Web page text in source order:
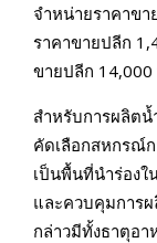
จำหน่ายราคาข
ราคาขายปลีก
ขายปลีก 14,000
สำหรับการผลิต
คัดเลือกสหกรณ์
เป็นพื้นที่นำร่อง
และควบคุมการ
กล่าวมีทั้งธาตุอา